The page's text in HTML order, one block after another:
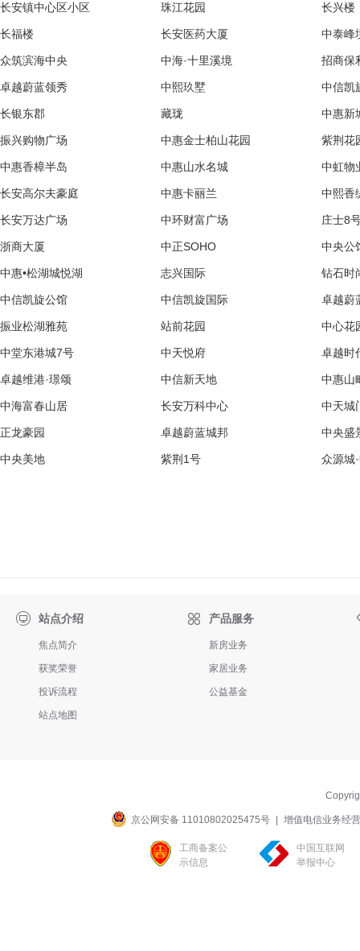
长安镇中心区小区 珠江花园 长兴楼
长福楼 长安医药大厦 中泰峰
众筑滨海中央 中海·十里溪境 招商保
卓越蔚蓝领秀 中熙玖墅 中信凯
长银东郡 藏珑 中惠新
振兴购物广场 中惠金士柏山花园 紫荆花
中惠香樟半岛 中惠山水名城 中虹物
长安高尔夫豪庭 中惠卡丽兰 中熙香
长安万达广场 中环财富广场 庄士8
浙商大厦 中正SOHO 中央公
中惠•松湖城悦湖 志兴国际 钻石时
中信凯旋公馆 中信凯旋国际 卓越蔚
振业松湖雅苑 站前花园 中心花
中堂东港城7号 中天悦府 卓越时
卓越维港·璟颂 中信新天地 中惠山
中海富春山居 长安万科中心 中天城
正龙豪园 卓越蔚蓝城邦 中央盛
中央美地 紫荆1号 众源城
站点介绍
焦点简介
获奖荣誉
投诉流程
站点地图
 产品服务
新房业务
家居业务
公益基金
京公网安备 11010802025475号 增值电信业务经
工商备案公
示信息
中国互联网
举报中心